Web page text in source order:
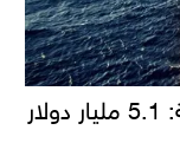
قفزة في صادرات الصناعات الغذائية: 5.1 مليار دولار